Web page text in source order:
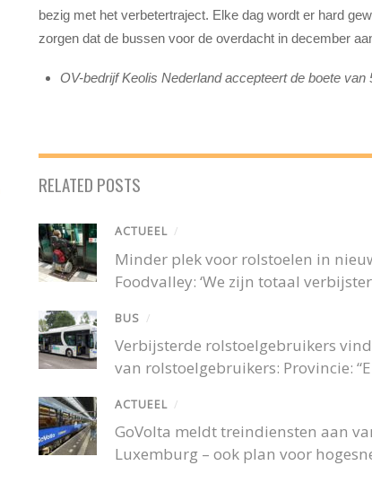
bezig met het verbetertraject. Elke dag wordt er hard
zorgen dat de bussen voor de overdacht in december
OV-bedrijf Keolis Nederland accepteert de boete
RELATED POSTS
ACTUEEL /
Minder plek voor rolstoelen in
Foodvalley: ‘We zijn totaal
BUS /
Verbijsterde rolstoelgebruikers
van rolstoelgebruikers: Provincie:
ACTUEEL /
GoVolta meldt treindiensten aan
Luxemburg – ook plan voor